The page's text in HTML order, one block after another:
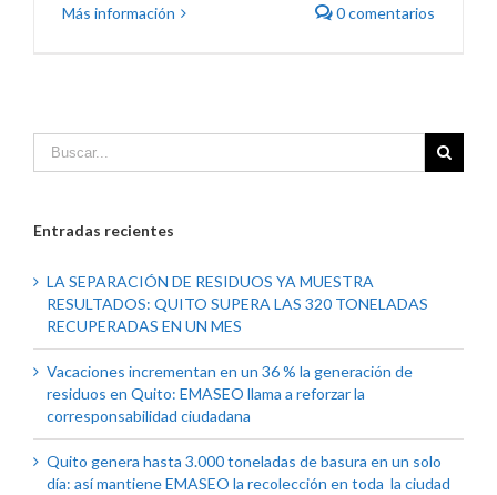
Más información 0 comentarios
Entradas recientes
LA SEPARACIÓN DE RESIDUOS YA MUESTRA
RESULTADOS: QUITO SUPERA LAS 320 TONELADAS
RECUPERADAS EN UN MES
Vacaciones incrementan en un 36 % la generación de
residuos en Quito: EMASEO llama a reforzar la
corresponsabilidad ciudadana
Quito genera hasta 3.000 toneladas de basura en un solo
día: así mantiene EMASEO la recolección en toda la ciudad